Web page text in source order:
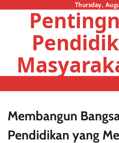
Thursday,
Membangun
Pendidikan yang